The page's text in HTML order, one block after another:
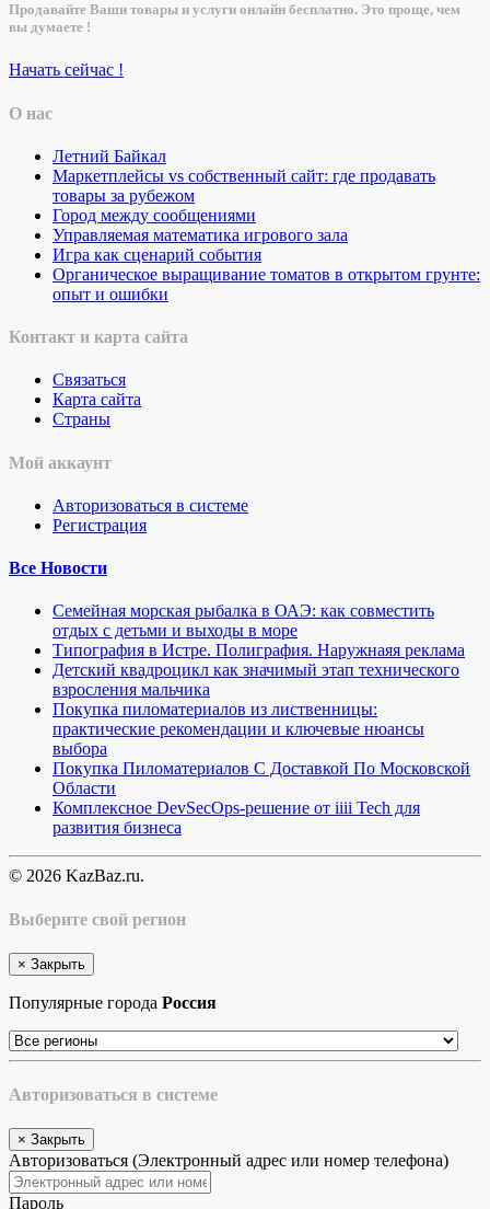
Продавайте Ваши товары и услуги онлайн бесплатно. Это проще, чем
вы думаете !
Начать сейчас !
О нас
Летний Байкал
Маркетплейсы vs собственный сайт: где продавать
товары за рубежом
Город между сообщениями
Управляемая математика игрового зала
Игра как сценарий события
Органическое выращивание томатов в открытом грунте:
опыт и ошибки
Контакт и карта сайта
Связаться
Карта сайта
Страны
Мой аккаунт
Авторизоваться в системе
Регистрация
Все Новости
Семейная морская рыбалка в ОАЭ: как совместить
отдых с детьми и выходы в море
Типография в Истре. Полиграфия. Наружнаяя реклама
Детский квадроцикл как значимый этап технического
взросления мальчика
Покупка пиломатериалов из лиственницы:
практические рекомендации и ключевые нюансы
выбора
Покупка Пиломатериалов С Доставкой По Московской
Области
Комплексное DevSecOps-решение от iiii Tech для
развития бизнеса
© 2026 KazBaz.ru.
Выберите свой регион
× Закрыть
Популярные города Россия
Авторизоваться в системе
× Закрыть
Авторизоваться (Электронный адрес или номер телефона)
Пароль